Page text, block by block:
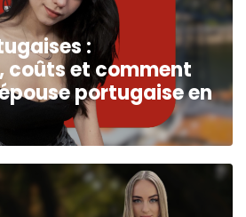
:
coûts et comment
portugaise en